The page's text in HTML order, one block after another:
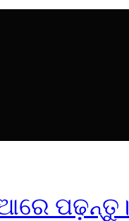
ପଢ଼ନ୍ତୁ।